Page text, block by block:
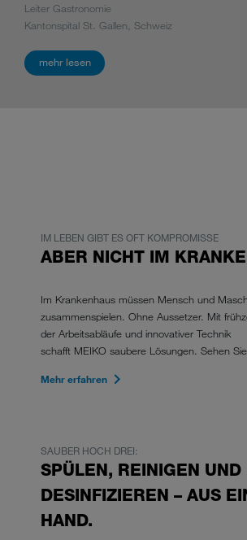
Leitung Projektmanagement
Klinikum Westfalen GmbH
mehr lesen
Leiter Gastronomie
Kantonspital St. Gallen, Schweiz
mehr lesen
Leiter des Pflegedienstes
Tropenklinik – Paul-Lechler-Krankenhaus Tübingen
mehr lesen
Leitung Projektmanagement
Klinikum Westfalen GmbH
mehr lesen
Leiter Gastronomie
Kantonspital St. Gallen, Schweiz
mehr lesen
IM LEBEN GIBT ES OFT KOMPROMISSE
ABER NICHT IM
Im Krankenhaus müssen Mensch und
zusammenspielen. Ohne Aussetzer. Mit
der Arbeitsabläufe und innovativer Technik
schafft MEIKO saubere Lösungen. Sehen
Mehr erfahren
SAUBER HOCH DREI:
SPÜLEN, REINIGEN UND
DESINFIZIEREN – AUS
HAND.